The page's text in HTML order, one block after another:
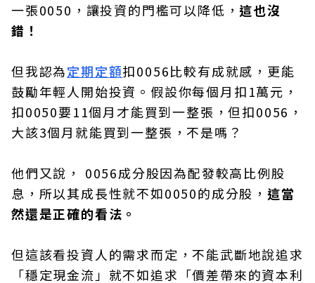
一張0050，讓投資的門檻可以降低，這也沒
錯！
但我認為定期定額扣0056比較有成就感，更能
鼓勵年輕人開始投資。假設你每個月扣1萬元，
扣0050要11個月才能買到一整張，但扣0056，
大該3個月就能買到一整張，不是嗎？
他們又說， 0056成分股因為配發較高比例股
息，所以其成長性就不如0050的成分股， 這當
然還是正確的看法。
但這該看投資人的需求而定，不能武斷地說追求
「穩定現金流」就不如追求「價差帶來的資本利